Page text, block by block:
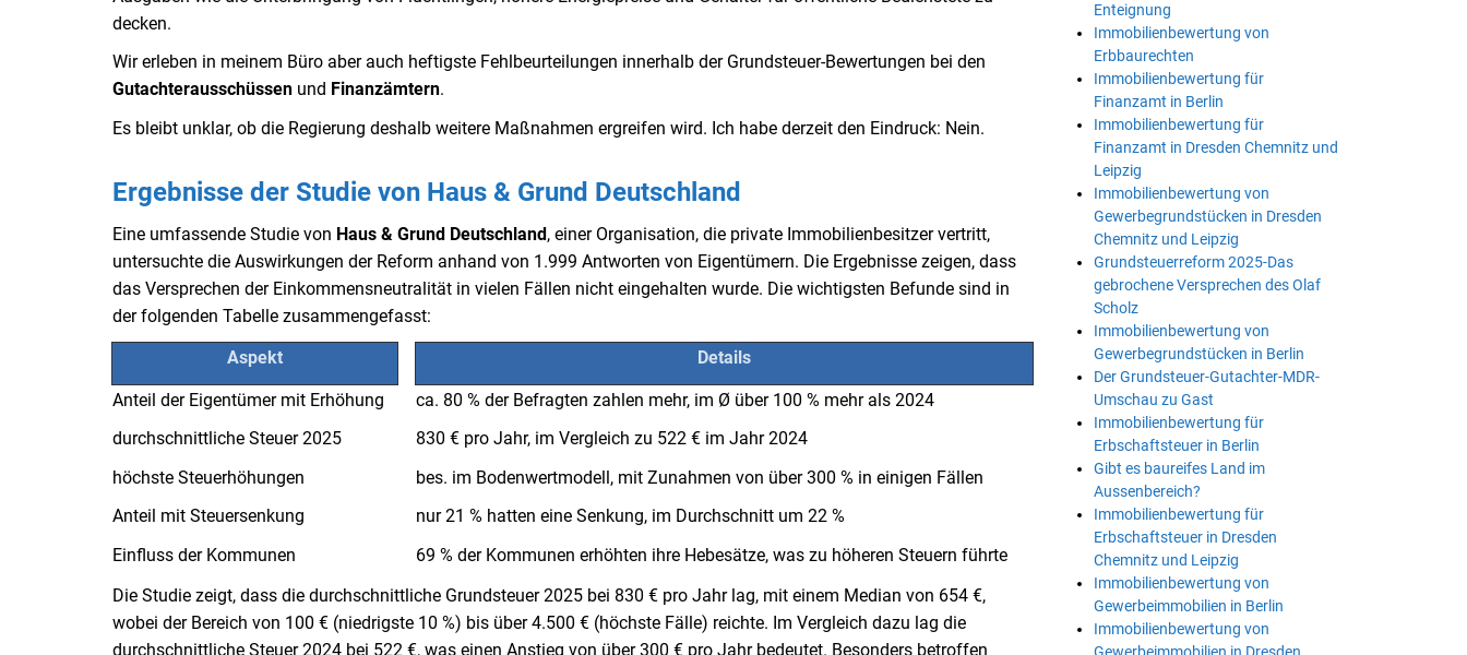
decken.
Wir erleben in meinem Büro aber auch heftigste Fehlbeurteilungen innerhalb der Grundsteuer-Bewertungen bei den
Gutachterausschüssen und Finanzämtern.
Es bleibt unklar, ob die Regierung deshalb weitere Maßnahmen ergreifen wird. Ich habe derzeit den Eindruck: Nein.
Ergebnisse der Studie von Haus & Grund Deutschland
Eine umfassende Studie von Haus & Grund Deutschland, einer Organisation, die private Immobilienbesitzer vertritt,
untersuchte die Auswirkungen der Reform anhand von 1.999 Antworten von Eigentümern. Die Ergebnisse zeigen, dass
das Versprechen der Einkommensneutralität in vielen Fällen nicht eingehalten wurde. Die wichtigsten Befunde sind in
der folgenden Tabelle zusammengefasst:
Aspekt
Anteil der Eigentümer mit Erhöhung
durchschnittliche Steuer 2025
höchste Steuerhöhungen
Anteil mit Steuersenkung
Einfluss der Kommunen
Details
ca. 80 % der Befragten zahlen mehr, im Ø über 100 % mehr als 2024
830 € pro Jahr, im Vergleich zu 522 € im Jahr 2024
bes. im Bodenwertmodell, mit Zunahmen von über 300 % in einigen Fällen
nur 21 % hatten eine Senkung, im Durchschnitt um 22 %
69 % der Kommunen erhöhten ihre Hebesätze, was zu höheren Steuern führte
Die Studie zeigt, dass die durchschnittliche Grundsteuer 2025 bei 830 € pro Jahr lag, mit einem Median von 654 €,
wobei der Bereich von 100 € (niedrigste 10 %) bis über 4.500 € (höchste Fälle) reichte. Im Vergleich dazu lag die
durchschnittliche Steuer 2024 bei 522 €, was einen Anstieg von über 300 € pro Jahr bedeutet. Besonders betroffen
Enteignung
Immobilienbewertung von
Erbbaurechten
Immobilienbewertung für
Finanzamt in Berlin
Immobilienbewertung für
Finanzamt in Dresden Chemnitz und
Leipzig
Immobilienbewertung von
Gewerbegrundstücken in Dresden
Chemnitz und Leipzig
Grundsteuerreform 2025-Das
gebrochene Versprechen des Olaf
Scholz
Immobilienbewertung von
Gewerbegrundstücken in Berlin
Der Grundsteuer-Gutachter-MDR-
Umschau zu Gast
Immobilienbewertung für
Erbschaftsteuer in Berlin
Gibt es baureifes Land im
Aussenbereich?
Immobilienbewertung für
Erbschaftsteuer in Dresden
Chemnitz und Leipzig
Immobilienbewertung von
Gewerbeimmobilien in Berlin
Immobilienbewertung von
Gewerbeimmobilien in Dresden